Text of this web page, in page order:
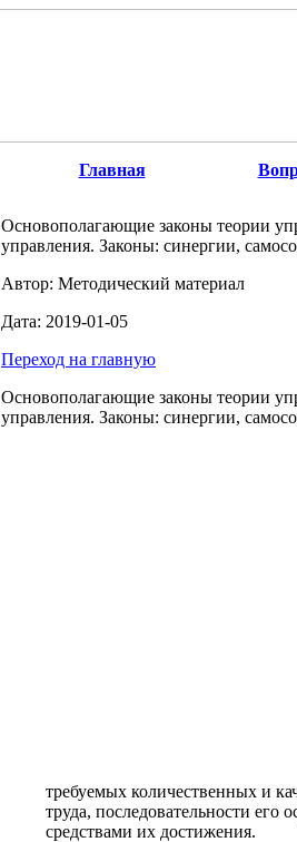
Главная
Основополагающие законы теории
управления. Законы: синергии,
Автор: Методический материал
Дата: 2019-01-05
Переход на главную
Основополагающие законы теории
управления. Законы: синергии,
требуемых количественных и
труда, последовательности его
средствами их достижения.